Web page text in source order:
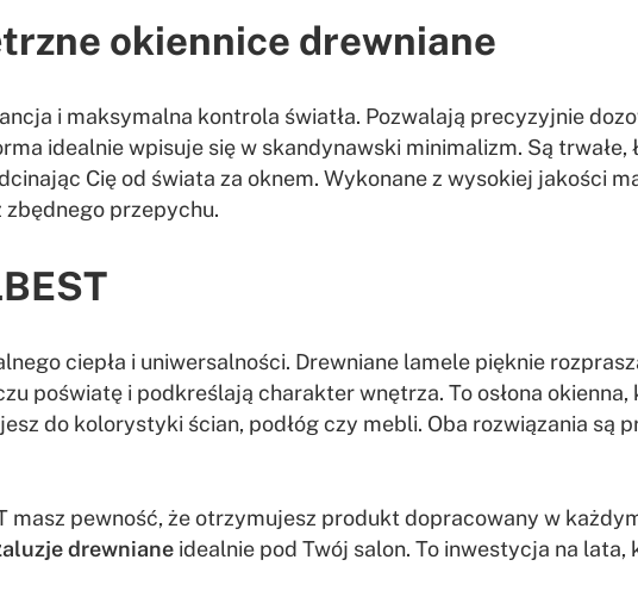
okiennice drewniane
i maksymalna kontrola światła. Pozwalają precyzyjnie
idealnie wpisuje się w skandynawski minimalizm. Są trwałe,
Cię od świata za oknem. Wykonane z wysokiej jakości
przepychu.
ciepła i uniwersalności. Drewniane lamele pięknie
poświatę i podkreślają charakter wnętrza. To osłona
do kolorystyki ścian, podłóg czy mebli. Oba rozwiązania są
masz pewność, że otrzymujesz produkt dopracowany w
drewniane idealnie pod Twój salon. To inwestycja na lata,